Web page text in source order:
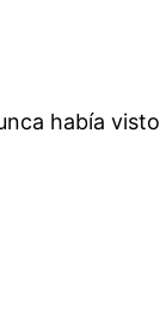
había visto